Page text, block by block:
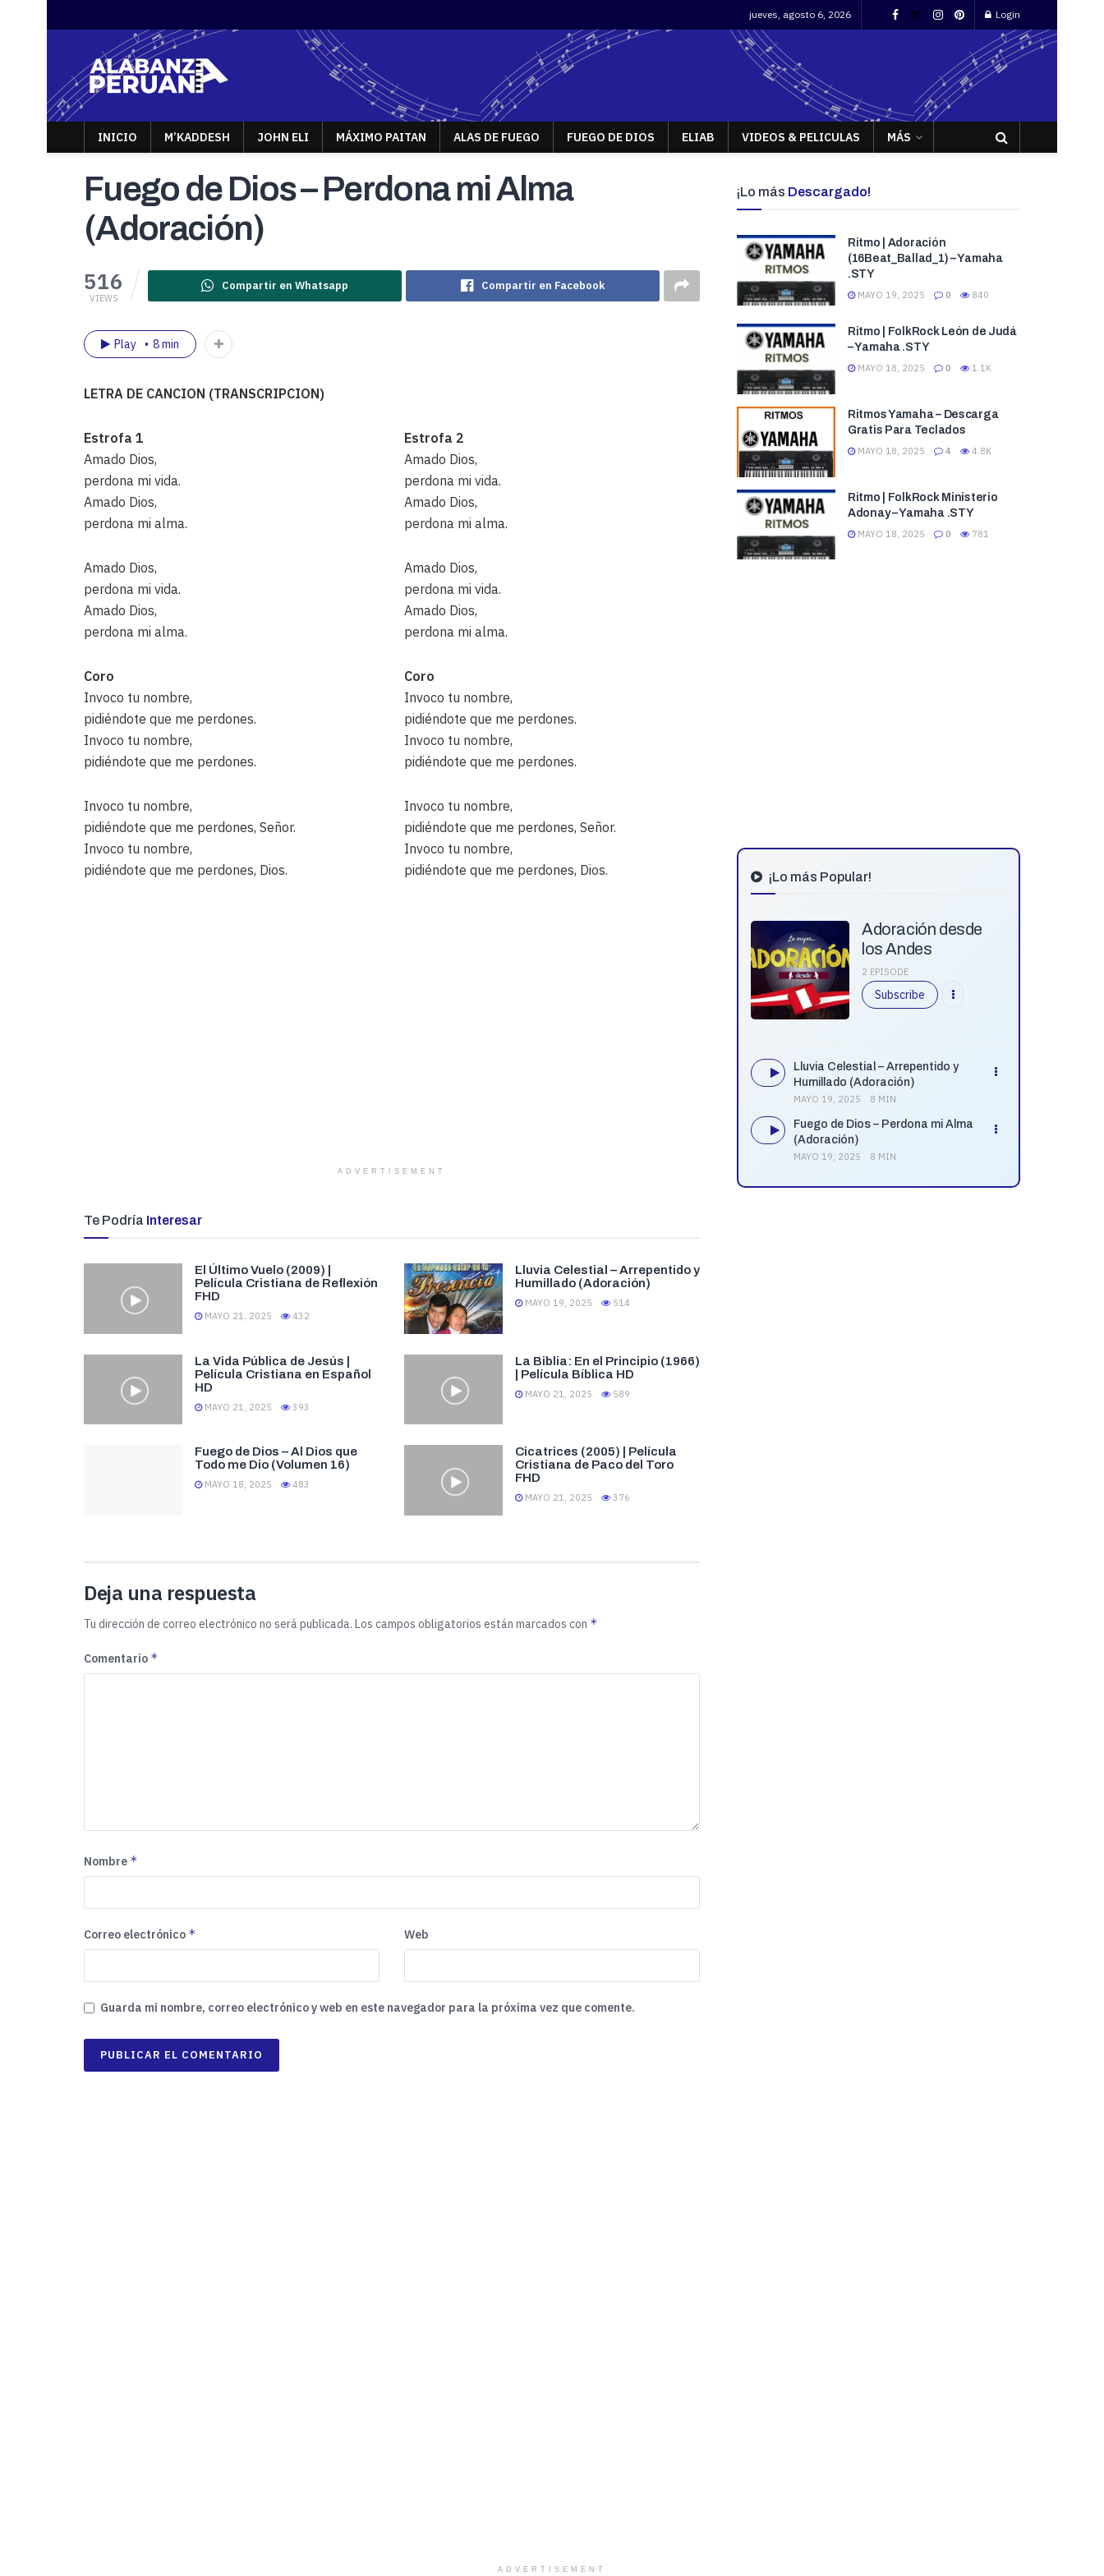
jueves, agosto 6, 2026 Login
INICIO M’KADDESH JOHN ELI MÁXIMO PAITAN ALAS DE FUEGO FUEGO DE DIOS ELIAB VIDEOS & PELICULAS MÁS
Fuego de Dios – Perdona mi Alma
(Adoración)
516
VIEWS
Compartir en Whatsapp Compartir en Facebook
Play 8 min
LETRA DE CANCION (TRANSCRIPCION)
Estrofa 1
Amado Dios,
perdona mi vida.
Amado Dios,
perdona mi alma.
Amado Dios,
perdona mi vida.
Amado Dios,
perdona mi alma.
Coro
Invoco tu nombre,
pidiéndote que me perdones.
Invoco tu nombre,
pidiéndote que me perdones.
Invoco tu nombre,
pidiéndote que me perdones, Señor.
Invoco tu nombre,
pidiéndote que me perdones, Dios.
Estrofa 2
Amado Dios,
perdona mi vida.
Amado Dios,
perdona mi alma.
Amado Dios,
perdona mi vida.
Amado Dios,
perdona mi alma.
Coro
Invoco tu nombre,
pidiéndote que me perdones.
Invoco tu nombre,
pidiéndote que me perdones.
Invoco tu nombre,
pidiéndote que me perdones, Señor.
Invoco tu nombre,
pidiéndote que me perdones, Dios.
ADVERTISEMENT
Te Podría Interesar
El Último Vuelo (2009) |
Película Cristiana de Reflexión
FHD
MAYO 21, 2025 432
Lluvia Celestial – Arrepentido y
Humillado (Adoración)
MAYO 19, 2025 514
La Vida Pública de Jesús |
Película Cristiana en Español
HD
MAYO 21, 2025 393
La Biblia: En el Principio (1966)
| Película Bíblica HD
MAYO 21, 2025 589
Fuego de Dios – Al Dios que
Todo me Dio (Volumen 16)
MAYO 18, 2025 483
Cicatrices (2005) | Película
Cristiana de Paco del Toro
FHD
MAYO 21, 2025 376
Deja una respuesta
Tu dirección de correo electrónico no será publicada. Los campos obligatorios están marcados con *
Comentario *
Nombre *
Correo electrónico * Web
Guarda mi nombre, correo electrónico y web en este navegador para la próxima vez que comente.
¡Lo más Descargado!
Ritmo | Adoración
(16Beat_Ballad_1) – Yamaha
.STY
MAYO 19, 2025 0 840
Ritmo | FolkRock León de Judá
– Yamaha .STY
MAYO 18, 2025 0 1.1K
Ritmos Yamaha – Descarga
Gratis Para Teclados
MAYO 18, 2025 4 4.8K
Ritmo | FolkRock Ministerio
Adonay – Yamaha .STY
MAYO 18, 2025 0 781
¡Lo más Popular!
Adoración desde
los Andes
2 EPISODE
Subscribe
Lluvia Celestial – Arrepentido y
Humillado (Adoración)
MAYO 19, 2025 8 MIN
Fuego de Dios – Perdona mi Alma
(Adoración)
MAYO 19, 2025 8 MIN
ADVERTISEMENT